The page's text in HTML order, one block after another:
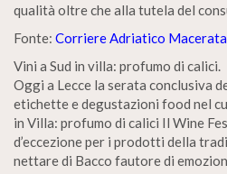
qualità oltre che alla tutela del
Fonte: Corriere Adriatico
Vini a Sud in villa: profumo di calici.
Oggi a Lecce la serata conclusiva
etichette e degustazioni food nel
in Villa: profumo di calici Il Wine
d’eccezione per i prodotti della
nettare di Bacco fautore di